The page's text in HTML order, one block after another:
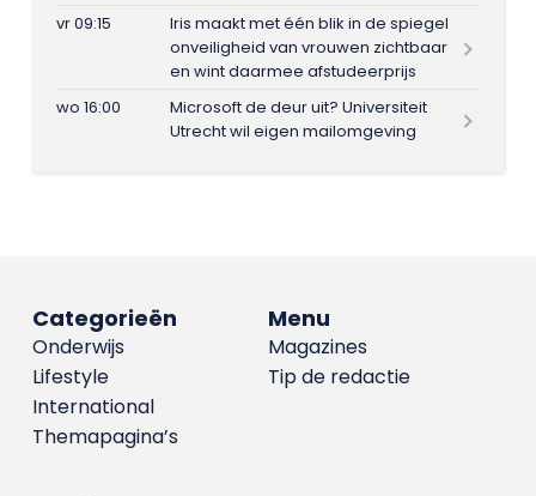
vr 09:15
Iris maakt met één blik in de spiegel
onveiligheid van vrouwen zichtbaar
en wint daarmee afstudeerprijs
wo 16:00
Microsoft de deur uit? Universiteit
Utrecht wil eigen mailomgeving
Menu
Magazines
Tip de redactie
Categorieën
Onderwijs
Lifestyle
International
Themapagina’s